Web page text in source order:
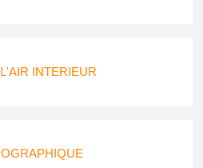
INTERIEUR